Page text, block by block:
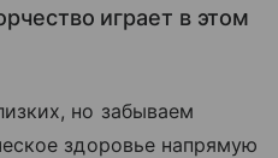
играет в этом
но забываем
здоровье напрямую